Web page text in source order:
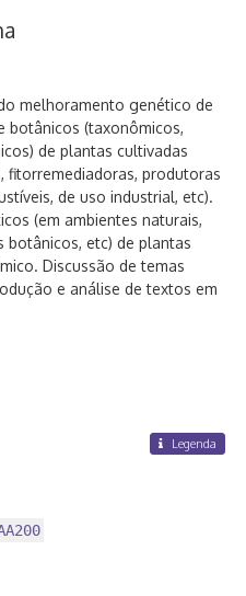
melhoramento genético de
botânicos (taxonômicos,
de plantas cultivadas
fitorremediadoras, produtoras
de uso industrial, etc).
(em ambientes naturais,
botânicos, etc) de plantas
Discussão de temas
e análise de textos em
Legenda